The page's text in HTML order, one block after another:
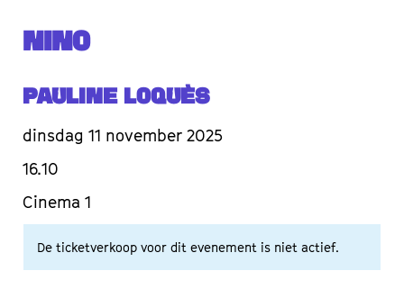
NINO
Pauline Loquès
dinsdag 11 november 2025
16.10
Cinema 1
De ticketverkoop voor dit evenement is niet actief.